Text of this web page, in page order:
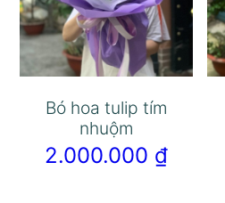
Bó hoa tulip tím
nhuộm
2.000.000 ₫